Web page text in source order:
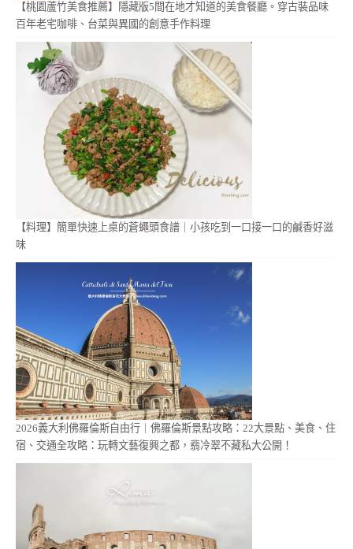
【桃園蘆竹美食推薦】隱藏版5間在地才知道的美食餐廳。穿古裝品味
百年老宅咖啡、台菜與異國的創意手作料理
【料理】簡單快速上桌的蒼蠅頭食譜｜小孩吃到一口接一口的鹹香好滋
味
2026義大利佛羅倫斯自由行｜佛羅倫斯景點攻略：22大景點、美食、住
宿、交通全攻略：玩轉文藝復興之都，翡冷翠不藏私大公開！